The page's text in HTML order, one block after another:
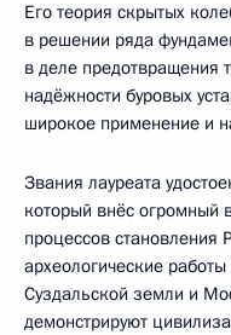
Его теория скрытых
в решении ряда
в деле предотвращения
надёжности буровых
широкое применение и
Звания лауреата
который внёс огромный
процессов становления
археологические
Суздальской земли и
демонстрируют